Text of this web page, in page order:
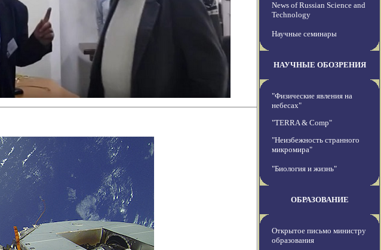
News of Russian Science and
Technology
Научные семинары
НАУЧНЫЕ ОБОЗРЕНИЯ
"Физические явления на
небесах"
"TERRA & Comp"
"Неизбежность странного
микромира"
"Биология и жизнь"
ОБРАЗОВАНИЕ
Открытое письмо министру
образования